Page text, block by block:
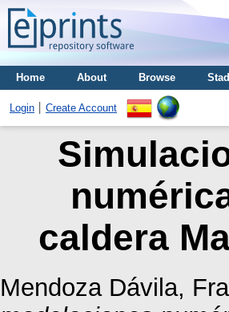
Home About Browse
Login Create Account
caldera
Mendoza Dávila,